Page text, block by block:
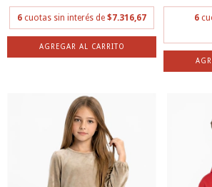
6 cuotas sin interés de $7.316,67
AGREGAR AL CARRITO
6